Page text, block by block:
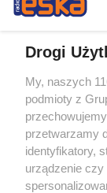
Żaden utwór
tym także
eksploatacji w
Internecie bez
wykorzystanie
tzn. bez właściwej
ścigane prawnie.
Drogi
My, naszych
podmioty z
przetwarzamy
identyfikatory,
urządzenie czy